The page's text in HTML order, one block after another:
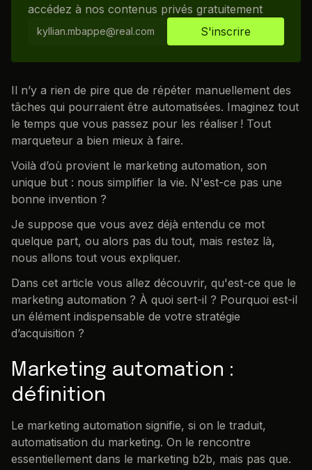
accédez à nos contenus privés gratuitement
Il n’y a rien de pire que de répéter manuellement des
tâches qui pourraient être automatisées. Imaginez tout
le temps que vous passez pour les réaliser ! Tout
marqueteur a bien mieux à faire.
Voilà d’où provient le marketing automation, son
unique but : nous simplifier la vie. N'est-ce pas une
bonne invention ?
Je suppose que vous avez déjà entendu ce mot
quelque part, ou alors pas du tout, mais restez là,
nous allons tout vous expliquer.
Dans cet article vous allez découvrir, qu'est-ce que le
marketing automation ? À quoi sert-il ? Pourquoi est-il
un élément indispensable de votre stratégie
d’acquisition ?
Marketing automation :
définition
Le marketing automation signifie, si on le traduit,
automatisation du marketing. On le rencontre
essentiellement dans le marketing b2b, mais pas que.